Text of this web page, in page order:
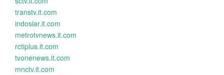
transtv.it.com
indosiar.it.com
metrotvnews.it.com
rctiplus.it.com
tvonenews.it.com
mnctv.it.com